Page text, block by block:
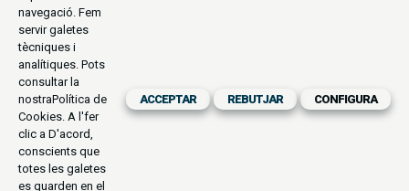
C/Antoni Maria Claret, 111-113 (Barcelona)
exode@exode.es
934 561 885
Horari:
Dilluns a Divendres
09.30-14.00 | 16.00-19.30
navegació. Fem
servir galetes
tècniques i
analítiques. Pots
consultar la
nostraPolítica de
Cookies. A l'fer
clic a D'acord,
conscients que
totes les galetes
es guarden en el
ACCEPTAR REBUTJAR CONFIGURA